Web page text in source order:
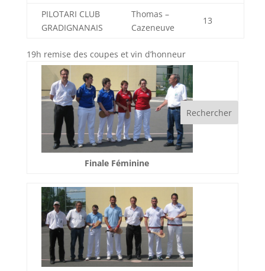
PILOTARI CLUB
GRADIGNANAIS
Thomas –
Cazeneuve
13
19h remise des coupes et vin d’honneur
Finale Féminine